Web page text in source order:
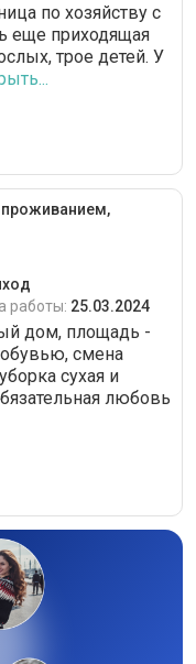
по хозяйству с
еще приходящая
трое детей. У
работы: 25.03.2024
дом, площадь -
смена
сухая и
любовь